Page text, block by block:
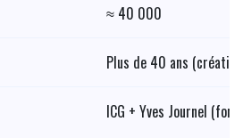
≈ 40 000
Plus de 40 ans
ICG + Yves Journel